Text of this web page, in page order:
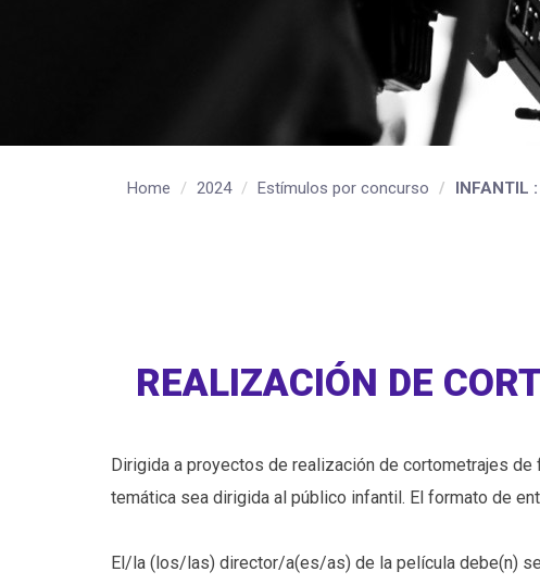
Home 2024 Estímulos por concurso INFANTIL
REALIZACIÓN DE
Dirigida a proyectos de realización de cortometrajes
temática sea dirigida al público infantil. El formato de
El/la (los/las) director/a(es/as) de la película debe(n)